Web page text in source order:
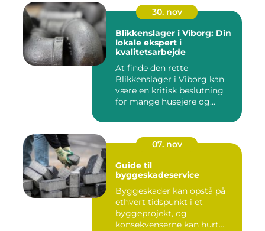
30. nov
Blikkenslager i Viborg: Din
lokale ekspert i
kvalitetsarbejde
At finde den rette
Blikkenslager i Viborg kan
være en kritisk beslutning
for mange husejere og...
07. nov
Guide til
byggeskadeservice
Byggeskader kan opstå på
ethvert tidspunkt i et
byggeprojekt, og
konsekvenserne kan hurt...